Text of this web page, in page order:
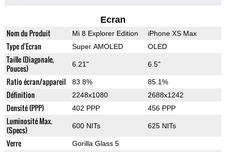
Ecran
Nom du Produit Mi 8 Explorer Edition iPhone XS Max
Type d'Ecran Super AMOLED OLED
Taille (Diagonale,
Pouces)
6.21" 6.5"
Ratio écran/appareil 83.8% 85.1%
Définition 2248x1080 2688x1242
Densité (PPP) 402 PPP 456 PPP
Luminosité Max.
(Specs)
600 NITs 625 NITs
Verre Gorilla Glass 5